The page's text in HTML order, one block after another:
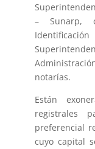
– Sunarp,
notarías.
Están
registrales
preferencial
cuyo capital